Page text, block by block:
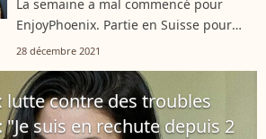
La semaine a mal commencé pour
EnjoyPhoenix. Partie en Suisse pour
quelques jours de ski, l'influenceuse
par des pisteurs... Sur Instagram, elle...
28 décembre 2021
lutte contre des troubles
suis en rechute depuis 2